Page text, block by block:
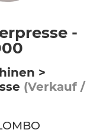
-
>
(Verkauf /